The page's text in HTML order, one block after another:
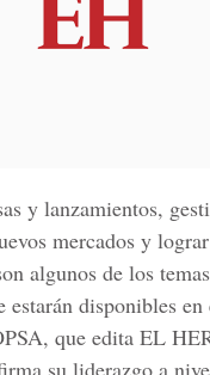
y lanzamientos,
mercados y
algunos de los
estarán disponibles
que edita EL
su liderazgo a